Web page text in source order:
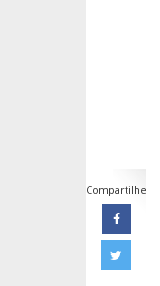
Compartilhe